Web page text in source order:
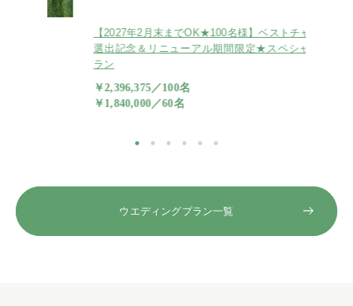
【2027年2月末までOK★100名様】ベストチャペル
選出記念＆リニューアル期間限定★スペシャルプ
￥2,396,375／100名
￥1,840,000／60名
ウエディングプラン一覧